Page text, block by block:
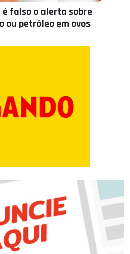
falso o alerta sobre
ou petróleo em ovos